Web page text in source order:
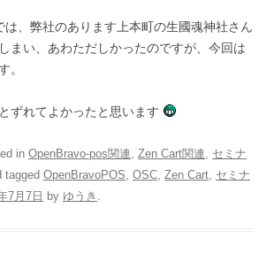
は、弊社のあります上本町の生國魂神社さん
まい、あわただしかったのですが、今回は
。
ずれてよかったと思います
in OpenBravo-pos関連, Zen Cart関連, セミナ
tagged OpenBravoPOS, OSC, Zen Cart, セミナ
7月7日 by ゆうき .